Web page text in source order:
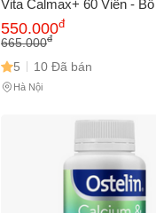
Vita Calmax+ 60 Viên -
Canxi, Magie, Vitamin D3
Giúp Xương Khỏe Mạnh
550.000đ
665.000đ
5 10 Đã bán
Hà Nội
Tên của bạn